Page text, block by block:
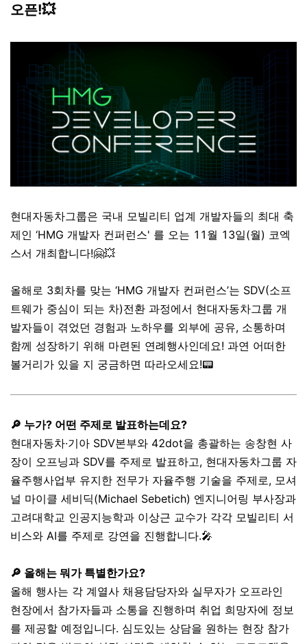
오픈!💥
현대자동차그룹은 국내 모빌리티 업계 개발자들의 최대 축
제인 ‘HMG 개발자 컨퍼런스' 를 오는 11월 13일(월) 코엑
스서 개최합니다!🤗💥
올해로 3회차를 맞는 ‘HMG 개발자 컨퍼런스’는 SDV(소프
트웨가 중심이 되는 차)전환 과정에서 현대자동차그룹 개
발자들이 겪었던 경험과 노하우를 외부에 공유, 소통하며
함께 성장하기 위해 마련된 연례행사인데요! 과연 어떠한
볼거리가 있을 지 궁금하면 따라오세요!📟
🔎 누가? 어떤 주제로 발표하는데요?
현대자동차∙기아 SDV본부와 42dot을 총괄하는 송창현 사
장이 오프닝과 SDV를 주제로 발표하고, 현대자동차그룹 자
율주행사업부 유지한 전무가 자율주행 기술을 주제로, 모셔
널 마이클 세비딕(Michael Sebetich) 엔지니어링 부사장과
고려대학교 인공지능학과 이상근 교수가 각각 모빌리티 서
비스와 AI를 주제로 강연을 진행합니다.🎤
🔎 올해는 뭐가 특별한가요?
올해 행사는 각 계열사 채용담당자와 실무자가 오프라인
현장에서 참가자들과 소통을 진행하며 취업 희망자에 정보
를 제공할 예정입니다. 심도있는 상담을 원하는 현장 참가